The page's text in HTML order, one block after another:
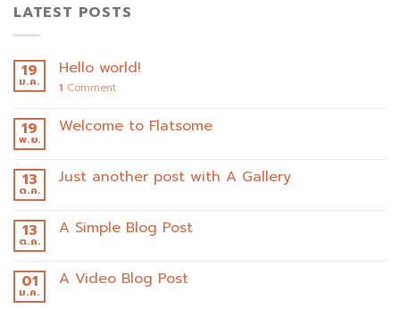
LATEST POSTS
19
ม.ค.
Hello world!
1 Comment
19
พ.ย.
Welcome to Flatsome
13
ต.ค.
Just another post with A Gallery
13
ต.ค.
A Simple Blog Post
01
ม.ค.
A Video Blog Post